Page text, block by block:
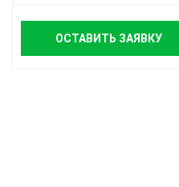
ОСТАВИТЬ ЗАЯВКУ